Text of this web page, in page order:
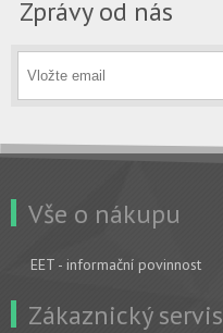
Zprávy od nás
Vše o nákupu
EET - informační povinnost
Zákaznický servis